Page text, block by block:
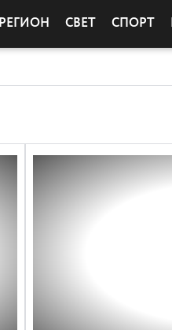
РЕГИОН СВЕТ СПОРТ